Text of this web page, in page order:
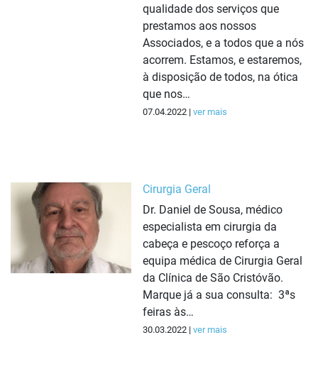
qualidade dos serviços que
prestamos aos nossos
Associados, e a todos que a nós
acorrem. Estamos, e estaremos,
à disposição de todos, na ótica
que nos…
07.04.2022 | ver mais
Cirurgia Geral
Dr. Daniel de Sousa, médico
especialista em cirurgia da
cabeça e pescoço reforça a
equipa médica de Cirurgia Geral
da Clínica de São Cristóvão.
Marque já a sua consulta: 3ªs
feiras às…
30.03.2022 | ver mais